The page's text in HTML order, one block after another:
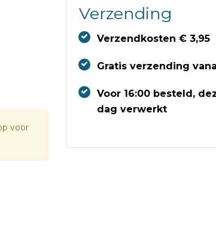
voor
Verzending
Verzendkosten € 3,95
Gratis verzending
Voor 16:00 besteld,
dag verwerkt